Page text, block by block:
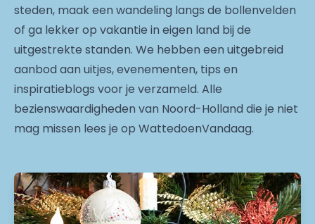
steden, maak een wandeling langs de bollenvelden
of ga lekker op vakantie in eigen land bij de
uitgestrekte standen. We hebben een uitgebreid
aanbod aan uitjes, evenementen, tips en
inspiratieblogs voor je verzameld. Alle
bezienswaardigheden van Noord-Holland die je niet
mag missen lees je op WattedoenVandaag.